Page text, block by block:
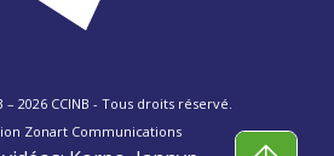
2026 CCINB - Tous droits réservé.
Zonart Communications